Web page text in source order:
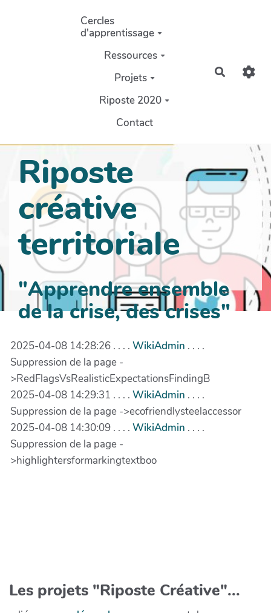
Aller au contenu principal
Cercles
d'apprentissage
Ressources
Projets
Riposte 2020
Contact
Riposte
créative
territoriale
"Apprendre ensemble
de la crise, des crises"
2025-04-08 14:28:26 . . . . WikiAdmin . . . .
Suppression de la page -
>RedFlagsVsRealisticExpectationsFindingB
2025-04-08 14:29:31 . . . . WikiAdmin . . . .
Suppression de la page ->ecofriendlysteelaccessor
2025-04-08 14:30:09 . . . . WikiAdmin . . . .
Suppression de la page -
>highlightersformarkingtextboo
Les projets "Riposte Créative"...